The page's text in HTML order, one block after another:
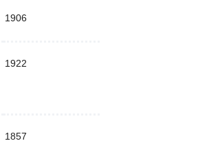
1906
1922
1857